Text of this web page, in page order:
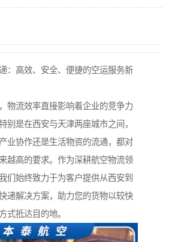
：高效、安全、便捷的空运服务新
物流效率直接影响着企业的竞争力
别是在西安与天津两座城市之间，
业协作还是生活物资的流通，都对
越高的要求。作为深耕航空物流领
们始终致力于为客户提供从西安到
递解决方案，助力您的货物以较快
式抵达目的地。